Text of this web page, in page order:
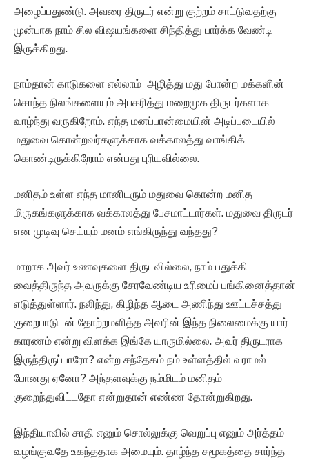
அழைப்பதுண்டு. அவரை திருடர் என்று குற்றம் சாட்டுவதற்கு
முன்பாக நாம் சில விஷயங்களை சிந்தித்து பார்க்க வேண்டி
இருக்கிறது.
நாம்தான் காடுகளை எல்லாம் அழித்து மது போன்ற மக்களின்
சொந்த நிலங்களையும் அபகரித்து மறைமுக திருடர்களாக
வாழ்ந்து வருகிறோம். எந்த மனப்பான்மையின் அடிப்படையில்
மதுவை கொன்றவர்களுக்காக வக்காலத்து வாங்கிக்
கொண்டிருக்கிறோம் என்பது புரியவில்லை.
மனிதம் உள்ள எந்த மானிடரும் மதுவை கொன்ற மனித
மிருகங்களுக்காக வக்காலத்து பேசமாட்டார்கள். மதுவை திருடர்
என முடிவு செய்யும் மனம் எங்கிருந்து வந்தது?
மாறாக அவர் உணவுகளை திருடவில்லை, நாம் பதுக்கி
வைத்திருந்த அவருக்கு சேரவேண்டிய உரிமைப் பங்கினைத்தான்
எடுத்துள்ளார். நலிந்து, கிழிந்த ஆடை அணிந்து ஊட்டச்சத்து
குறைபாடுடன் தோற்றமளித்த அவரின் இந்த நிலைமைக்கு யார்
காரணம் என்று விளக்க இங்கே யாருமில்லை. அவர் திருடராக
இருந்திருப்பாரோ? என்ற சந்தேகம் நம் உள்ளத்தில் வராமல்
போனது ஏனோ? அந்தளவுக்கு நம்மிடம் மனிதம்
குறைந்துவிட்டதோ என்றுதான் எண்ண தோன்றுகிறது.
இந்தியாவில் சாதி எனும் சொல்லுக்கு வெறுப்பு எனும் அர்த்தம்
வழங்குவதே உகந்ததாக அமையும். தாழ்ந்த சமூகத்தை சார்ந்த